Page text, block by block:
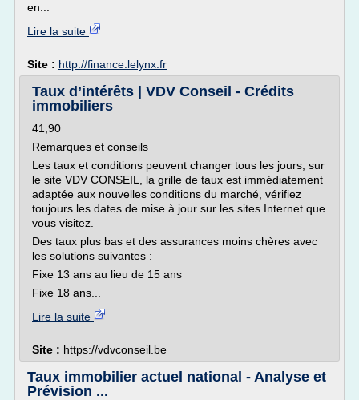
en...
Lire la suite
Site : http://finance.lelynx.fr
Taux d’intérêts | VDV Conseil - Crédits
immobiliers
41,90
Remarques et conseils
Les taux et conditions peuvent changer tous les jours, sur
le site VDV CONSEIL, la grille de taux est immédiatement
adaptée aux nouvelles conditions du marché, vérifiez
toujours les dates de mise à jour sur les sites Internet que
vous visitez.
Des taux plus bas et des assurances moins chères avec
les solutions suivantes :
Fixe 13 ans au lieu de 15 ans
Fixe 18 ans...
Lire la suite
Site : https://vdvconseil.be
Taux immobilier actuel national - Analyse et
Prévision ...